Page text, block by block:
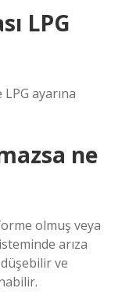
LPG
ayarına
ne
olmuş veya
arıza
ve